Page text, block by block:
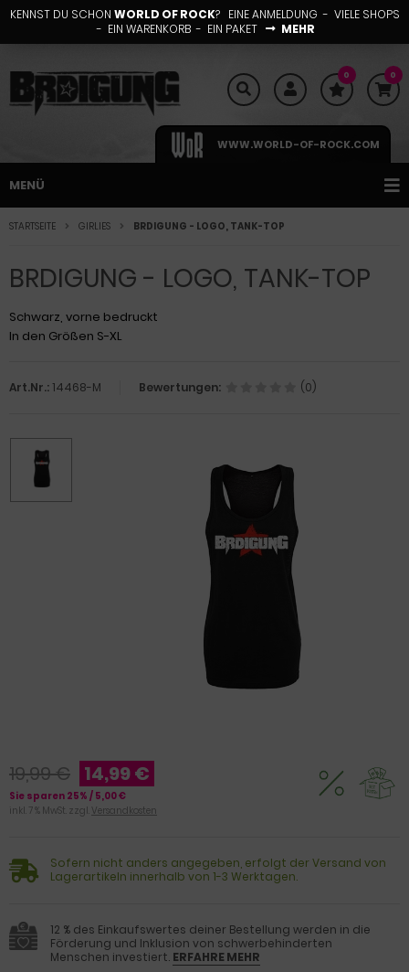
KENNST DU SCHON WORLD OF ROCK? EINE ANMELDUNG - VIELE SHOPS
- EIN WARENKORB - EIN PAKET
MEHR
0 0
WWW.WORLD-OF-ROCK.COM
MENÜ
STARTSEITE GIRLIES BRDIGUNG - LOGO, TANK-TOP
BRDIGUNG - LOGO, TANK-TOP
Schwarz, vorne bedruckt
In den Größen S-XL
Art.Nr.: 14468-M Bewertungen: (0)
19,99 € 14,99 €
Sie sparen 25% / 5,00 €
inkl. 7 % MwSt. zzgl. Versandkosten
Sofern nicht anders angegeben, erfolgt der Versand von
Lagerartikeln innerhalb von 1-3 Werktagen.
12 % des Einkaufswertes deiner Bestellung werden in die
Förderung und Inklusion von schwerbehinderten
Menschen investiert. ERFAHRE MEHR